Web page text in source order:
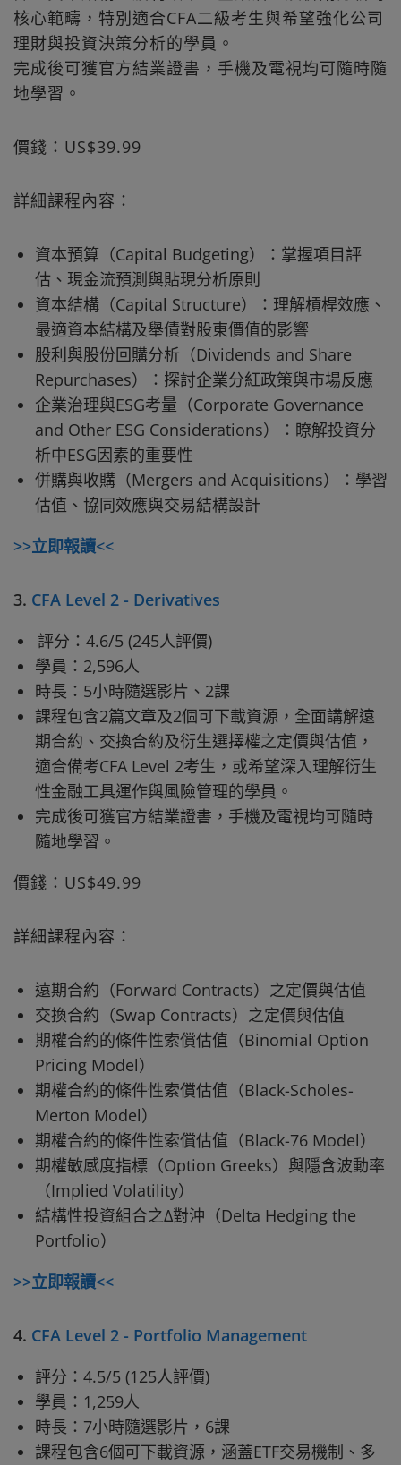
核心範疇，特別適合CFA二級考生與希望強化公司
理財與投資決策分析的學員。
完成後可獲官方結業證書，手機及電視均可隨時隨
地學習。
價錢：US$39.99
詳細課程內容：
資本預算（Capital Budgeting）：掌握項目評
估、現金流預測與貼現分析原則
資本結構（Capital Structure）：理解槓桿效應、
最適資本結構及舉債對股東價值的影響
股利與股份回購分析（Dividends and Share
Repurchases）：探討企業分紅政策與市場反應
企業治理與ESG考量（Corporate Governance
and Other ESG Considerations）：瞭解投資分
析中ESG因素的重要性
併購與收購（Mergers and Acquisitions）：學習
估值、協同效應與交易結構設計
>>立即報讀<<
3. CFA Level 2 - Derivatives
評分：4.6/5 (245人評價)
學員：2,596人
時長：5小時隨選影片、2課
課程包含2篇文章及2個可下載資源，全面講解遠
期合約、交換合約及衍生選擇權之定價與估值，
適合備考CFA Level 2考生，或希望深入理解衍生
性金融工具運作與風險管理的學員。
完成後可獲官方結業證書，手機及電視均可隨時
隨地學習。
價錢：US$49.99
詳細課程內容：
遠期合約（Forward Contracts）之定價與估值
交換合約（Swap Contracts）之定價與估值
期權合約的條件性索償估值（Binomial Option
Pricing Model）
期權合約的條件性索償估值（Black-Scholes-
Merton Model）
期權合約的條件性索償估值（Black-76 Model）
期權敏感度指標（Option Greeks）與隱含波動率
（Implied Volatility）
結構性投資組合之Δ對沖（Delta Hedging the
Portfolio）
>>立即報讀<<
4. CFA Level 2 - Portfolio Management
評分：4.5/5 (125人評價)
學員：1,259人
時長：7小時隨選影片，6課
課程包含6個可下載資源，涵蓋ETF交易機制、多